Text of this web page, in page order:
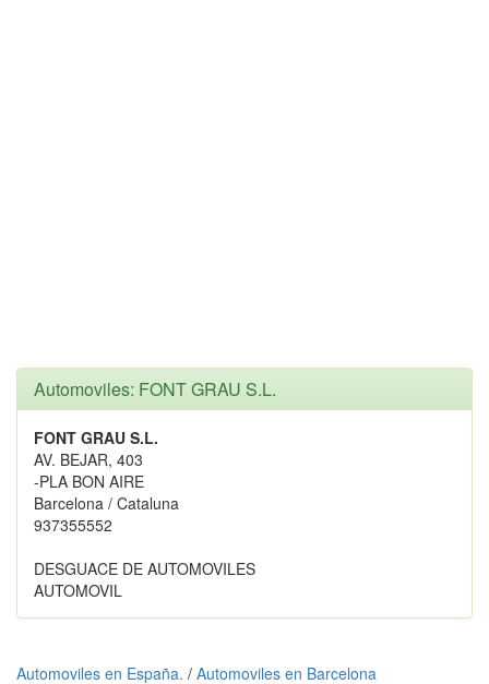
Automoviles: FONT GRAU S.L.
FONT GRAU S.L.
AV. BEJAR, 403
-PLA BON AIRE
Barcelona / Cataluna
937355552
DESGUACE DE AUTOMOVILES
AUTOMOVIL
Automoviles en España. / Automoviles en Barcelona